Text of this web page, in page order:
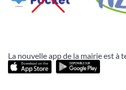
La nouvelle app de la mairie est à